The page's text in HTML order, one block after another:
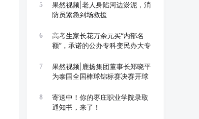
5
果然视频|老人身陷河边淤泥，消
防员紧急到场救援
6
高考生家长花万余元买“内部名
额”，承诺的公办专科变民办大专
7
果然视频|鹿扬集团董事长郑晓平
为泰国全国棒球锦标赛决赛开球
8
寄送中！你的枣庄职业学院录取
通知书，来了！